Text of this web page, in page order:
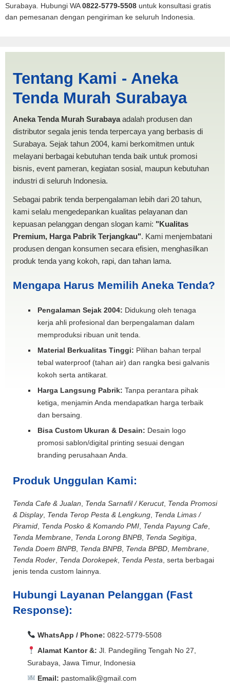
Surabaya. Hubungi WA0822-5779-5508 untuk konsultasi gratis
dan pemesanan dengan pengiriman ke seluruh Indonesia.
TENDA MURAH
Tentang Kami - Aneka
Tenda Murah Surabaya
Aneka Tenda Murah Surabayaadalah produsen dan
distributor segala jenis tenda terpercaya yang berbasis di
Surabaya. Sejak tahun 2004, kami berkomitmen untuk
melayani berbagai kebutuhan tenda baik untuk promosi
bisnis, event pameran, kegiatan sosial, maupun kebutuhan
industri di seluruh Indonesia.
Sebagai pabrik tenda berpengalaman lebih dari 20 tahun,
kami selalu mengedepankan kualitas pelayanan dan
kepuasan pelanggan dengan slogan kami: "Kualitas
Premium, Harga Pabrik Terjangkau". Kami menjembatani
produsen dengan konsumen secara efisien, menghasilkan
produk tenda yang kokoh, rapi, dan tahan lama.
Mengapa Harus Memilih Aneka Tenda?
Pengalaman Sejak 2004: Didukung oleh tenaga
kerja ahli profesional dan berpengalaman dalam
memproduksi ribuan unit tenda.
Material Berkualitas Tinggi: Pilihan bahan terpal
tebal waterproof (tahan air) dan rangka besi galvanis
kokoh serta antikarat.
Harga Langsung Pabrik: Tanpa perantara pihak
ketiga, menjamin Anda mendapatkan harga terbaik
dan bersaing.
Bisa Custom Ukuran & Desain: Desain logo
promosi sablon/digital printing sesuai dengan
branding perusahaan Anda.
Produk Unggulan Kami:
Tenda Cafe & Jualan Tenda Sarnafil / Kerucut, Tenda Promosi
& Display, Tenda Terop Pesta & Lengkung Tenda Limas /
Piramid Tenda Posko & Komando PMI Tenda Payung Cafe
Tenda Membrane Tenda Lorong BNPB Tenda Segitiga
Tenda Doem BNPB Tenda BNPB Tenda BPBD Membrane
Tenda Roder Tenda Dorokepek, Tenda Pesta , serta berbagai
jenis tenda custom lainnya.
Hubungi Layanan Pelanggan (Fast
Response):
WhatsApp / Phone: 0822-5779-5508
Alamat Kantor &: Jl. Pandegiling Tengah No 27,
Surabaya, Jawa Timur, Indonesia
Email: pastomalik@gmail.com